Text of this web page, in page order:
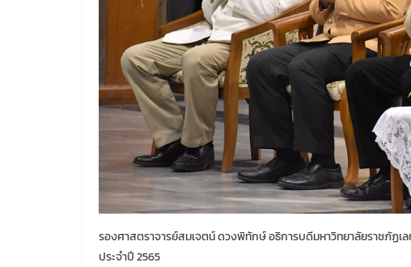
รองศาสตราจารย์สมเจตน์ ดวงพิทักษ์ อธิการบดีมหาวิทยาลัยราชภัฏเ
ประจำปี 2565